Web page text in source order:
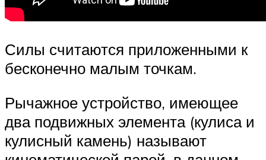
Силы считаются приложенными к
бесконечно малым точкам.
Рычажное устройство, имеющее
два подвижных элемента (кулиса и
кулисный камень) называют